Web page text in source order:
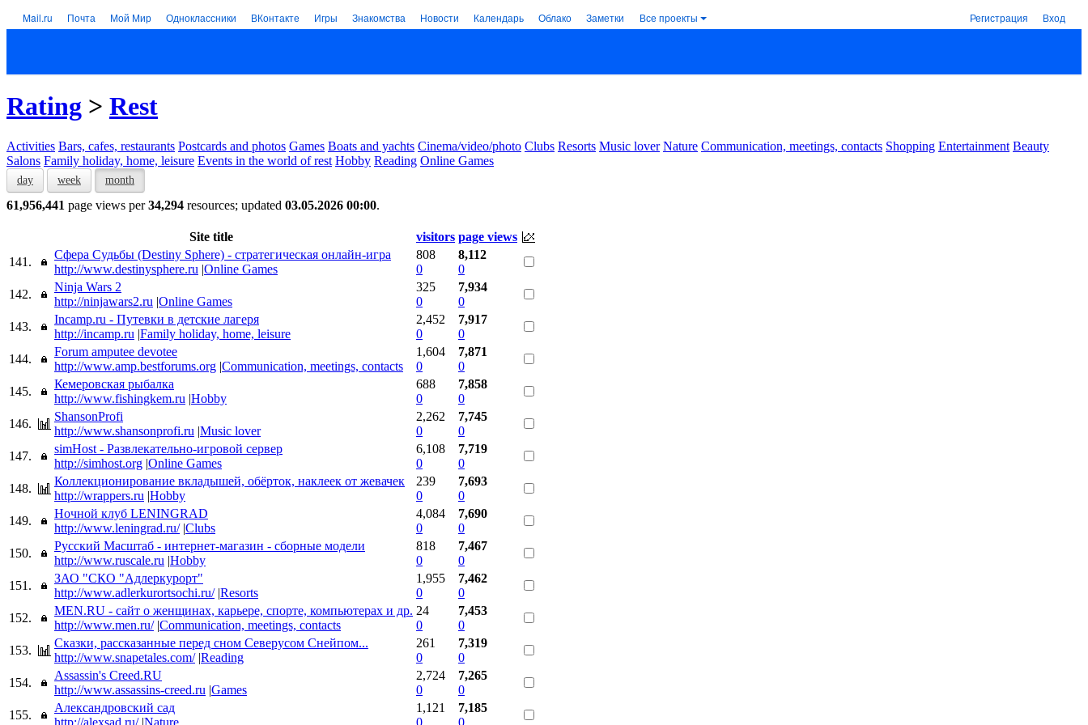
Mail.ru Почта Мой Мир Одноклассники ВКонтакте Игры Знакомства Новости Календарь Облако Заметки Все проекты Регистрация Вход
Rating > Rest
Activities Bars, cafes, restaurants Postcards and photos Games Boats and yachts Cinema/video/photo Clubs Resorts Music lover Nature Communication, meetings, contacts Shopping Entertainment Beauty
Salons Family holiday, home, leisure Events in the world of rest Hobby Reading Online Games
day week month
61,956,441 page views per34,294 resources; updated 03.05.2026 00:00.
Site title visitors page views
141.
Сфера Судьбы (Destiny Sphere) - стратегическая онлайн-игра
http://www.destinysphere.ru |Online Games
808
0
8,112
0
142.
Ninja Wars 2
http://ninjawars2.ru |Online Games
325
0
7,934
0
143.
Incamp.ru - Путевки в детские лагеря
http://incamp.ru |Family holiday, home, leisure
2,452
0
7,917
0
144.
Forum amputee devotee
http://www.amp.bestforums.org |Communication, meetings, contacts
1,604
0
7,871
0
145.
Кемеровская рыбалка
http://www.fishingkem.ru |Hobby
688
0
7,858
0
146.
ShansonProfi
http://www.shansonprofi.ru |Music lover
2,262
0
7,745
0
147.
simHost - Развлекательно-игровой сервер
http://simhost.org |Online Games
6,108
0
7,719
0
148.
Коллекционирование вкладышей, обёрток, наклеек от жевачек
http://wrappers.ru |Hobby
239
0
7,693
0
149.
Ночной клуб LENINGRAD
http://www.leningrad.ru/ |Clubs
4,084
0
7,690
0
150.
Русский Масштаб - интернет-магазин - сборные модели
http://www.ruscale.ru |Hobby
818
0
7,467
0
151.
ЗАО "СКО "Адлеркурорт"
http://www.adlerkurortsochi.ru/ |Resorts
1,955
0
7,462
0
152.
MEN.RU - сайт о женщинах, карьере, спорте, компьютерах и др.
http://www.men.ru/ |Communication, meetings, contacts
24
0
7,453
0
153.
Сказки, рассказанные перед сном Северусом Снейпом...
http://www.snapetales.com/ |Reading
261
0
7,319
0
154.
Assassin's Creed.RU
http://www.assassins-creed.ru |Games
2,724
0
7,265
0
155.
Александровский сад
http://alexsad.ru/ |Nature
1,121
0
7,185
0